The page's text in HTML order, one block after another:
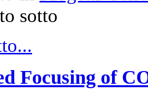
sotto
Focusing of